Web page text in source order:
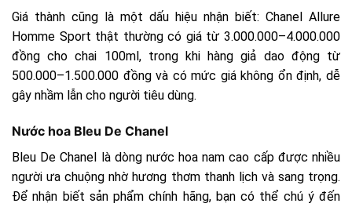
Giá thành cũng là một dấu hiệu nhận biết: Chanel Allure
Homme Sport thật thường có giá từ 3.000.000–4.000.000
đồng cho chai 100ml, trong khi hàng giả dao động từ
500.000–1.500.000 đồng và có mức giá không ổn định, dễ
gây nhầm lẫn cho người tiêu dùng.
Nước hoa Bleu De Chanel
Bleu De Chanel là dòng nước hoa nam cao cấp được nhiều
người ưa chuộng nhờ hương thơm thanh lịch và sang trọng.
Để nhận biết sản phẩm chính hãng, bạn có thể chú ý đến